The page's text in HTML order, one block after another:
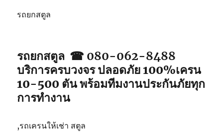
รถยกสตูล
รถยกสตูล ☎ 080-062-8488
บริการครบวงจร ปลอดภัย 100%เครน
10-500 ตัน พร้อมทีมงานประกันภัยทุก
การทำงาน
,รถเครนให้เช่า สตูล